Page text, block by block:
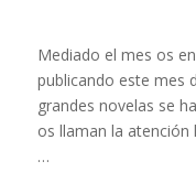
Mediado el mes os
publicando este mes
grandes novelas se
os llaman la atención
…